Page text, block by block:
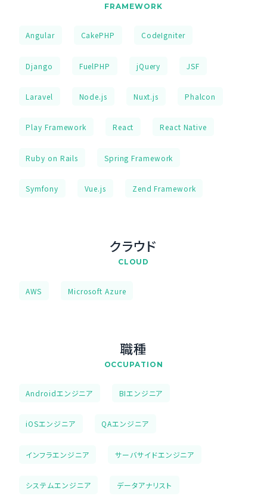
FRAMEWORK
Angular CakePHP CodeIgniter
Django FuelPHP jQuery JSF
Laravel Node.js Nuxt.js Phalcon
Play Framework React React Native
Ruby on Rails Spring Framework
Symfony Vue.js Zend Framework
クラウド
CLOUD
AWS Microsoft Azure
職種
OCCUPATION
Androidエンジニア BIエンジニア
iOSエンジニア QAエンジニア
インフラエンジニア サーバサイドエンジニア
システムエンジニア データアナリスト